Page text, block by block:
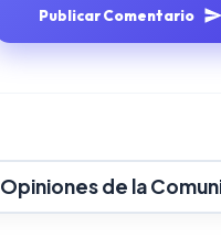
Publicar Comentario
Opiniones de la